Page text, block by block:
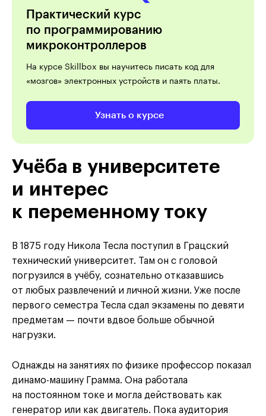
Практический курс
по программированию
микроконтроллеров
На курсе Skillbox вы научитесь писать код для
«мозгов» электронных устройств и паять платы.
Узнать о курсе
Учёба в университете
и интерес
к переменному току
В 1875 году Никола Тесла поступил в Грацский
технический университет. Там он с головой
погрузился в учёбу, сознательно отказавшись
от любых развлечений и личной жизни. Уже после
первого семестра Тесла сдал экзамены по девяти
предметам — почти вдвое больше обычной
нагрузки.
Однажды на занятиях по физике профессор показал
динамо-машину Грамма. Она работала
на постоянном токе и могла действовать как
генератор или как двигатель. Пока аудитория